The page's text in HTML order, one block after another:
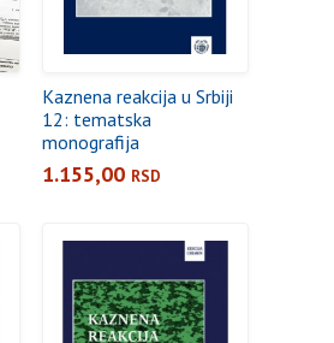
Kaznena reakcija u Srbiji
12: tematska
monografija
1.155,00 RSD